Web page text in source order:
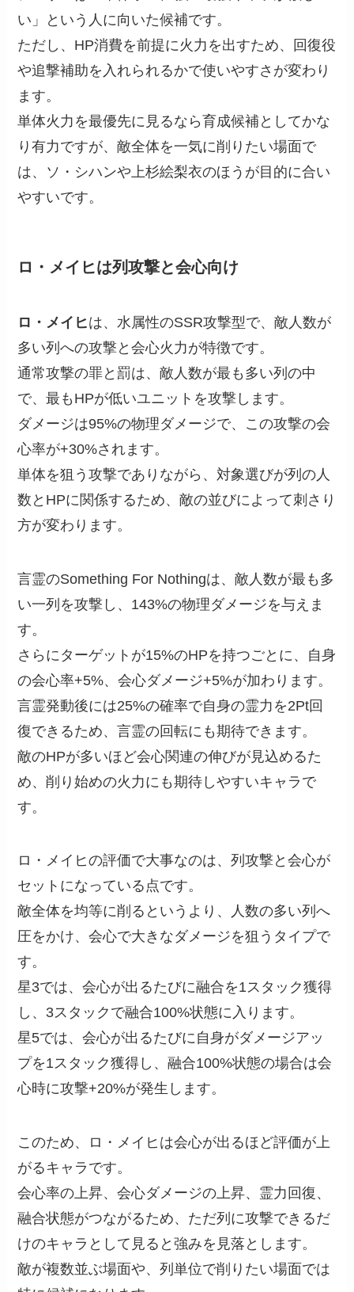
い」という人に向いた候補です。
ただし、HP消費を前提に火力を出すため、回復役
や追撃補助を入れられるかで使いやすさが変わり
ます。
単体火力を最優先に見るなら育成候補としてかな
り有力ですが、敵全体を一気に削りたい場面で
は、ソ・シハンや上杉絵梨衣のほうが目的に合い
やすいです。
ロ・メイヒは列攻撃と会心向け
ロ・メイヒは、水属性のSSR攻撃型で、敵人数が
多い列への攻撃と会心火力が特徴です。
通常攻撃の罪と罰は、敵人数が最も多い列の中
で、最もHPが低いユニットを攻撃します。
ダメージは95%の物理ダメージで、この攻撃の会
心率が+30%されます。
単体を狙う攻撃でありながら、対象選びが列の人
数とHPに関係するため、敵の並びによって刺さり
方が変わります。
言霊のSomething For Nothingは、敵人数が最も多
い一列を攻撃し、143%の物理ダメージを与えま
す。
さらにターゲットが15%のHPを持つごとに、自身
の会心率+5%、会心ダメージ+5%が加わります。
言霊発動後には25%の確率で自身の霊力を2Pt回
復できるため、言霊の回転にも期待できます。
敵のHPが多いほど会心関連の伸びが見込めるた
め、削り始めの火力にも期待しやすいキャラで
す。
ロ・メイヒの評価で大事なのは、列攻撃と会心が
セットになっている点です。
敵全体を均等に削るというより、人数の多い列へ
圧をかけ、会心で大きなダメージを狙うタイプで
す。
星3では、会心が出るたびに融合を1スタック獲得
し、3スタックで融合100%状態に入ります。
星5では、会心が出るたびに自身がダメージアッ
プを1スタック獲得し、融合100%状態の場合は会
心時に攻撃+20%が発生します。
このため、ロ・メイヒは会心が出るほど評価が上
がるキャラです。
会心率の上昇、会心ダメージの上昇、霊力回復、
融合状態がつながるため、ただ列に攻撃できるだ
けのキャラとして見ると強みを見落とします。
敵が複数並ぶ場面や、列単位で削りたい場面では